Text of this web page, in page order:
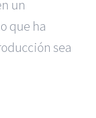
un
que ha
sea